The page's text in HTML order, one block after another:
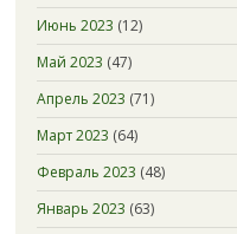
Июнь 2023 (12)
Май 2023 (47)
Апрель 2023 (71)
Март 2023 (64)
Февраль 2023 (48)
Январь 2023 (63)